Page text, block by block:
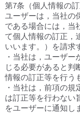
第7条（個人情報の訂
ユーザーは，当社の
である場合には，当
て個人情報の訂正，
いいます。）を請求
・当社は，ユーザ
じる必要があると判
情報の訂正等を行う
・当社は，前項の
は訂正等を行わない
をユーザーに通知し